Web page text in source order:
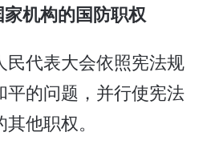
机构的国防职权
代表大会依照宪法规
平的问题，并行使宪法
他职权。